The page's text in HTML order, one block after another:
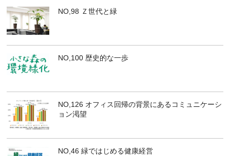
NO,98 Ｚ世代と緑
NO,100 歴史的な一歩
NO,126 オフィス回帰の背景にあるコミュニケーシ
ョン渇望
NO,46 緑ではじめる健康経営